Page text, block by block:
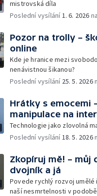
mistrovská díla
Poslední vysílání1. 6. 2026
Pozor na trolly –
online
Kde je hranice mezi
nenávistnou šikanou?
Poslední vysílání 25. 5. 2026
Hrátky s emocemi
manipulace na
Technologie jako zlovolná
Poslední vysílání18. 5. 2026
Zkopíruj mě! – můj
dvojník a já
Povede rychlý rozvoj
naší nesmrtelnosti v